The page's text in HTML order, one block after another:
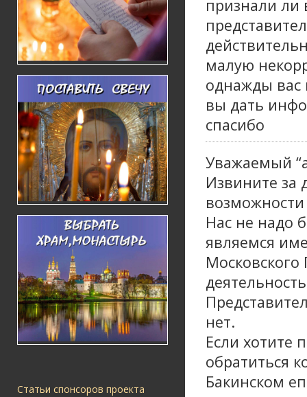
Статьи спонсоров проекта
признали ли
малую
однажды вас
вы дать
спасибо
Уважаемый
Извините за
возможности
Нас не надо
являемся
Московского
нет.
Если
обратиться
Бакинском